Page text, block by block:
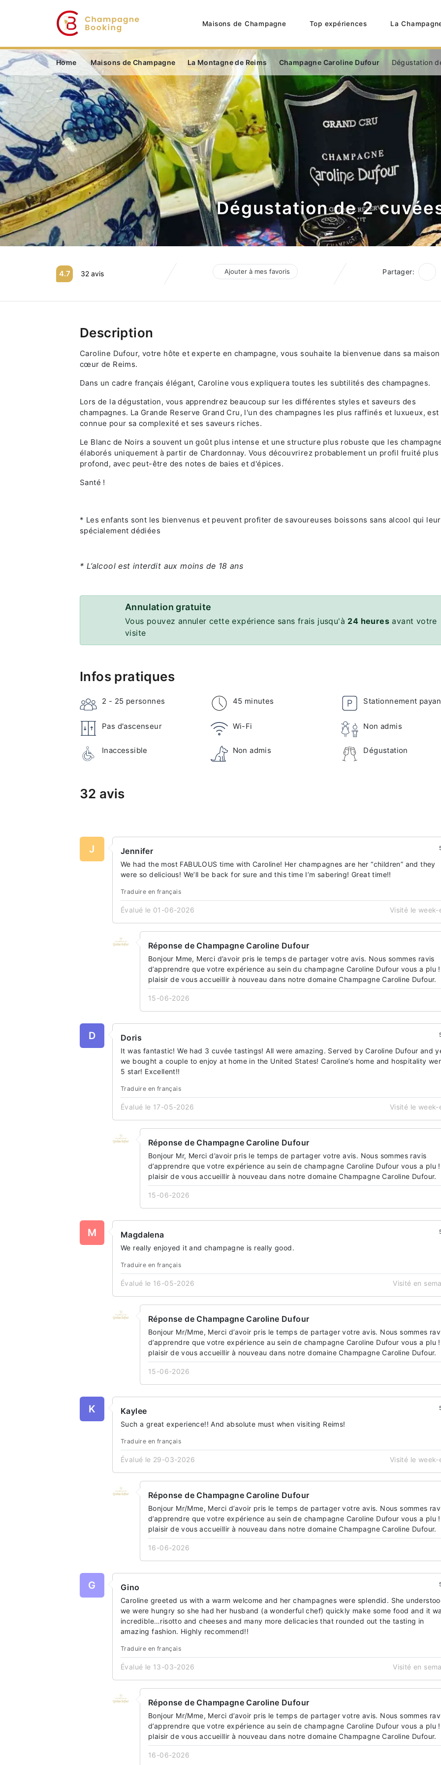
Maisons de Champagne Top expériences La
Home Maisons de Champagne La Montagne de Reims Champagne Caroline Dufour Dégustation
Dégustation de 2
4.7 32 avis Ajouter à mes favoris Partager:
Description
Caroline Dufour, votre hôte et experte en champagne, vous souhaite la bienvenue dans sa maison
cœur de Reims.
Dans un cadre français élégant, Caroline vous expliquera toutes les subtilités des champagnes.
Lors de la dégustation, vous apprendrez beaucoup sur les différentes styles et saveurs des
champagnes. La Grande Reserve Grand Cru, l'un des champagnes les plus raffinés et luxueux, est
connue pour sa complexité et ses saveurs riches.
Le Blanc de Noirs a souvent un goût plus intense et une structure plus robuste que les
élaborés uniquement à partir de Chardonnay. Vous découvrirez probablement un profil fruité plus
profond, avec peut-être des notes de baies et d'épices.
Santé !
* Les enfants sont les bienvenus et peuvent profiter de savoureuses boissons sans alcool qui
spécialement dédiées
* L’alcool est interdit aux moins de 18 ans
Annulation gratuite
Vous pouvez annuler cette expérience sans frais jusqu'à 24 heuresavant votre
visite
Infos pratiques
2 - 25 personnes 45 minutes Stationnement
Pas d'ascenseur Wi-Fi Non admis
Inaccessible Non admis Dégustation
32 avis
J Jennifer
We had the most FABULOUS time with Caroline! Her champagnes are her “children” and they
were so delicious! We’ll be back for sure and this time I’m sabering! Great time!!
Traduire en français
Évalué le 01-06-2026 Visité le week-
Réponse de Champagne Caroline Dufour
Bonjour Mme, Merci d’avoir pris le temps de partager votre avis. Nous sommes ravis
d’apprendre que votre expérience au sein du champagne Caroline Dufour vous a plu !
plaisir de vous accueillir à nouveau dans notre domaine Champagne Caroline Dufour.
15-06-2026
D Doris
It was fantastic! We had 3 cuvée tastings! All were amazing. Served by Caroline Dufour and
we bought a couple to enjoy at home in the United States! Caroline’s home and hospitality
5 star! Excellent!!
Traduire en français
Évalué le 17-05-2026 Visité le week-
Réponse de Champagne Caroline Dufour
Bonjour Mr, Merci d’avoir pris le temps de partager votre avis. Nous sommes ravis
d’apprendre que votre expérience au sein de champagne Caroline Dufour vous a plu !
plaisir de vous accueillir à nouveau dans notre domaine Champagne Caroline Dufour.
15-06-2026
M Magdalena
We really enjoyed it and champagne is really good.
Traduire en français
Évalué le 16-05-2026 Visité en
Réponse de Champagne Caroline Dufour
Bonjour Mr/Mme, Merci d’avoir pris le temps de partager votre avis. Nous sommes
d’apprendre que votre expérience au sein de champagne Caroline Dufour vous a plu !
plaisir de vous accueillir à nouveau dans notre domaine Champagne Caroline Dufour.
15-06-2026
K Kaylee
Such a great experience!! And absolute must when visiting Reims!
Traduire en français
Évalué le 29-03-2026 Visité le week-
Réponse de Champagne Caroline Dufour
Bonjour Mr/Mme, Merci d’avoir pris le temps de partager votre avis. Nous sommes
d’apprendre que votre expérience au sein de champagne Caroline Dufour vous a plu !
plaisir de vous accueillir à nouveau dans notre domaine Champagne Caroline Dufour.
16-06-2026
G Gino
Caroline greeted us with a warm welcome and her champagnes were splendid. She
we were hungry so she had her husband (a wonderful chef) quickly make some food and it
incredible…risotto and cheeses and many more delicacies that rounded out the tasting in
amazing fashion. Highly recommend!!
Traduire en français
Évalué le 13-03-2026 Visité en
Réponse de Champagne Caroline Dufour
Bonjour Mr/Mme, Merci d’avoir pris le temps de partager votre avis. Nous sommes
d’apprendre que votre expérience au sein de champagne Caroline Dufour vous a plu !
plaisir de vous accueillir à nouveau dans notre domaine Champagne Caroline Dufour.
16-06-2026